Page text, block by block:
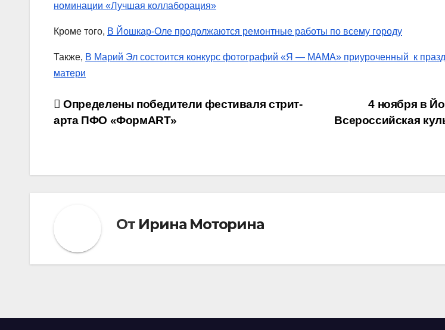
номинации «Лучшая коллаборация»
Кроме того, В Йошкар-Оле продолжаются ремонтные работы по всему городу
Также, В Марий Эл состоится конкурс фотографий «Я — МАМА» приуроченный к
матери
Навигация
по
4 ноября в
Всероссийская
Определены победители фестиваля стрит-
арта ПФО «ФормART»
От Ирина Моторина